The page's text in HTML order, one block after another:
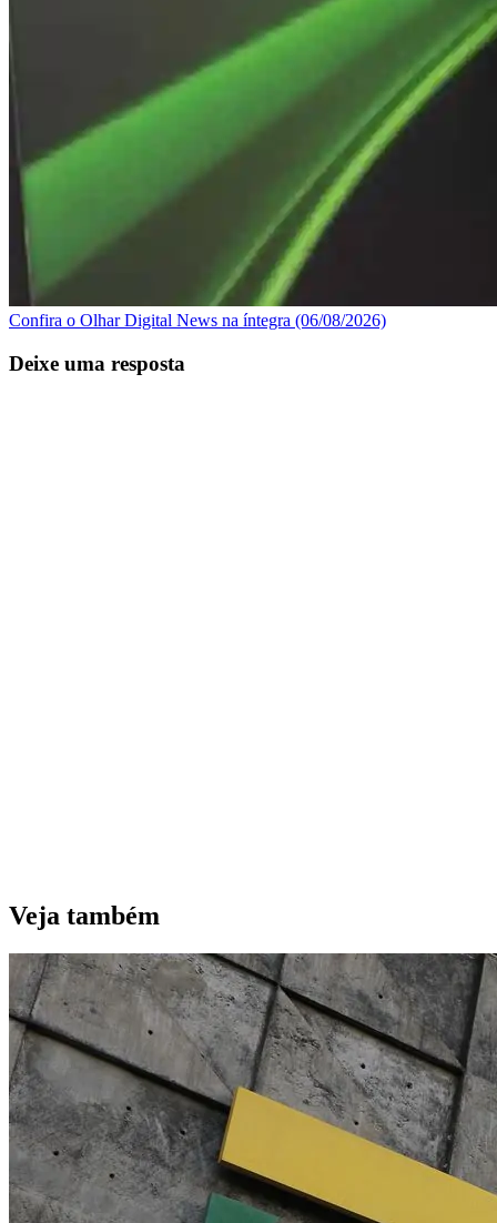
Confira o Olhar Digital News na íntegra (06/08/2026)
Deixe uma resposta
Veja também